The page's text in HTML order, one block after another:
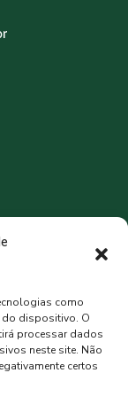
como
do dispositivo. O
processar dados
neste site. Não
certos